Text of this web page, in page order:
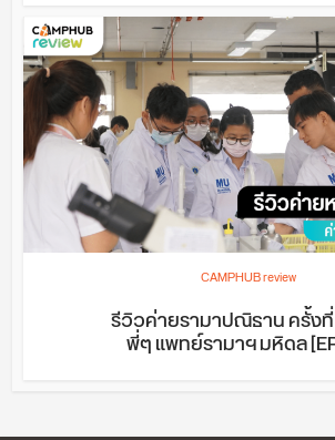
CAMPHUB review
รีวิวค่ายรามาปณิธาน ครั้ง
พี่ๆ แพทย์รามาฯ มหิดล